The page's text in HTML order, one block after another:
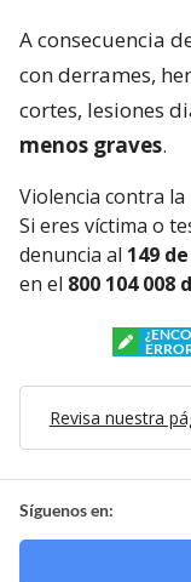
A consecuencia
con derrames,
cortes, lesiones
menos graves.
Violencia contra
Si eres víctima o
denuncia al 149
en el 800 104 008
Revisa nuestra
Síguenos en: